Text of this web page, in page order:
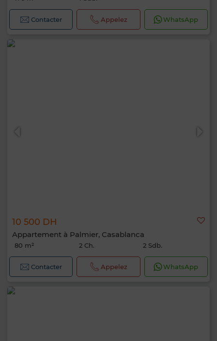
Contacter Appelez WhatsApp
10 500 DH
Appartement à Palmier, Casablanca
80 m² 2 Ch. 2 Sdb.
Contacter Appelez WhatsApp